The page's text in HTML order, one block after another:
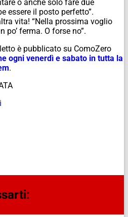
o anche solo fare due
essere il posto perfetto”.
vita! “Nella prossima voglio
po’ ferma. O forse no”.
è pubblicato su ComoZero
ogni venerdì e sabato in tutta la
.